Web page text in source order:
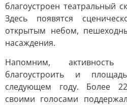
благоустроен театральный
Здесь появятся
открытым небом,
насаждения.
Напомним,
благоустроить и
следующем году. Более
своими голосами